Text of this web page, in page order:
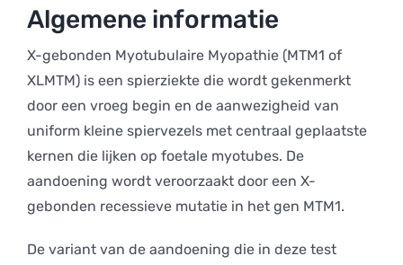
Algemene informatie
X-gebonden Myotubulaire Myopathie (MTM1 of
XLMTM) is een spierziekte die wordt gekenmerkt
door een vroeg begin en de aanwezigheid van
uniform kleine spiervezels met centraal geplaatste
kernen die lijken op foetale myotubes. De
aandoening wordt veroorzaakt door een X-
gebonden recessieve mutatie in het gen MTM1.
De variant van de aandoening die in deze test